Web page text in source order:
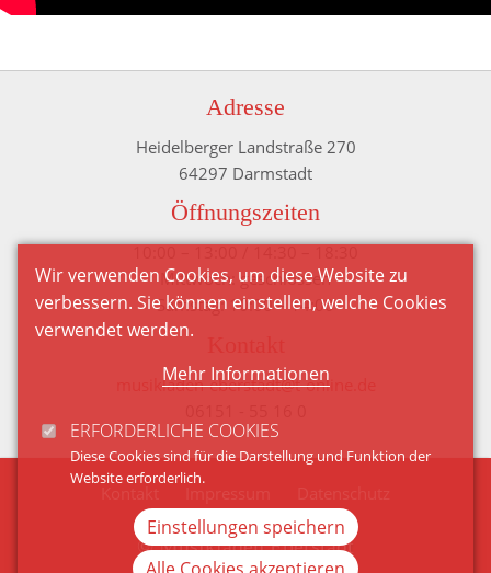
Adresse
Heidelberger Landstraße 270
64297 Darmstadt
Öffnungszeiten
Mittwoch: geschlossen
Samstag: 10:00 – 14:00
musikladen-eberstadt@t-online.de
© Musikladen Eberstadt
Wir verwenden Cookies, um diese Website zu
verbessern. Sie können einstellen, welche Cookies
verwendet werden.
Mehr Informationen
ERFORDERLICHE COOKIES
Diese Cookies sind für die Darstellung und Funktion der
Website erforderlich.
Einstellungen speichern